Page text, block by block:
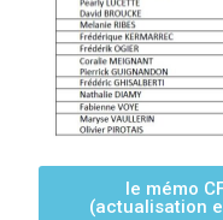
le mémo
(actualisation